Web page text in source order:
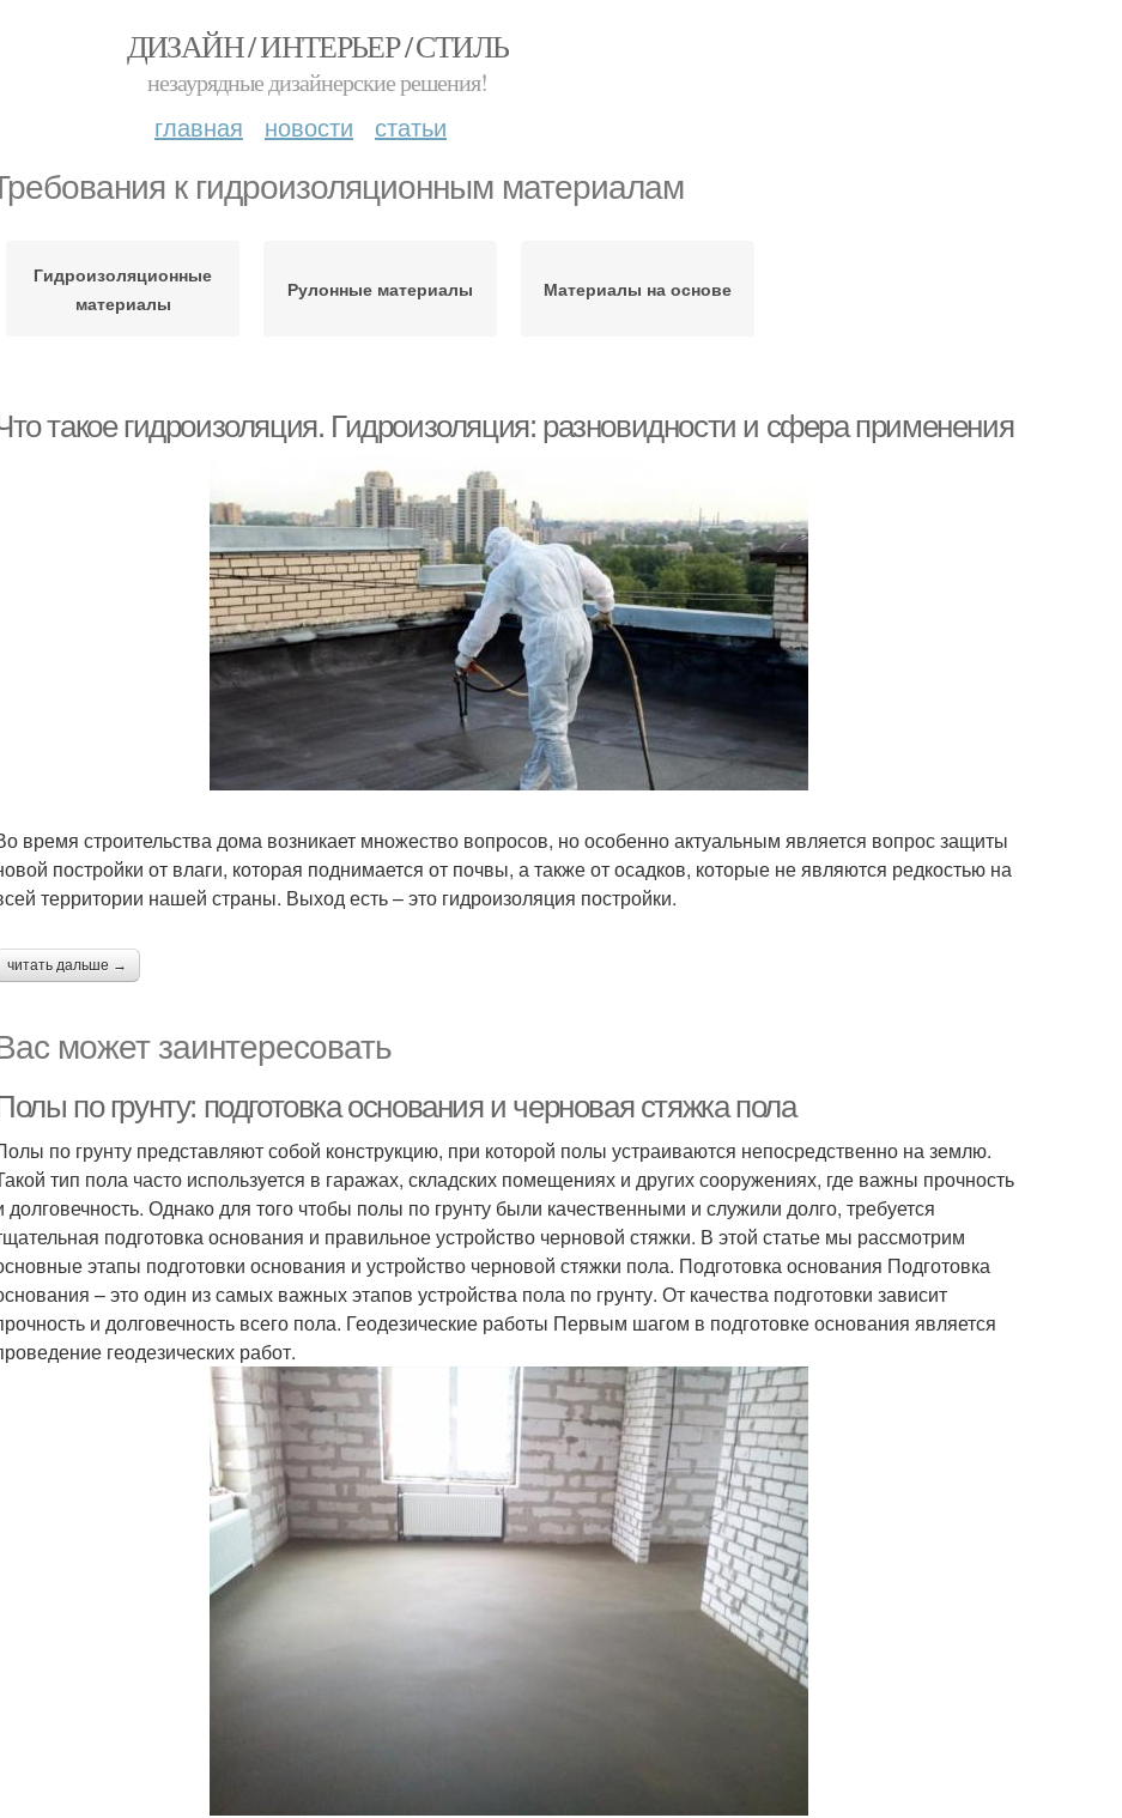
ДИЗАЙН / ИНТЕРЬЕР / СТИЛЬ
незаурядные дизайнерские решения!
главная новости статьи
к гидроизоляционным материалам
Гидроизоляционные
материалы
Рулонные материалы Материалы на основе
такое гидроизоляция. Гидроизоляция: разновидности и сфера применения
время строительства дома возникает множество вопросов, но особенно актуальным является вопрос защиты
постройки от влаги, которая поднимается от почвы, а также от осадков, которые не являются редкостью на
территории нашей страны. Выход есть – это гидроизоляция постройки.
читать дальше →
может заинтересовать
по грунту: подготовка основания и черновая стяжка пола
по грунту представляют собой конструкцию, при которой полы устраиваются непосредственно на землю.
тип пола часто используется в гаражах, складских помещениях и других сооружениях, где важны прочность
долговечность. Однако для того чтобы полы по грунту были качественными и служили долго, требуется
подготовка основания и правильное устройство черновой стяжки. В этой статье мы рассмотрим
этапы подготовки основания и устройство черновой стяжки пола. Подготовка основания Подготовка
– это один из самых важных этапов устройства пола по грунту. От качества подготовки зависит
и долговечность всего пола. Геодезические работы Первым шагом в подготовке основания является
геодезических работ.